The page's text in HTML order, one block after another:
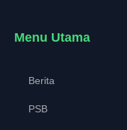
Menu Utama
Berita
PSB